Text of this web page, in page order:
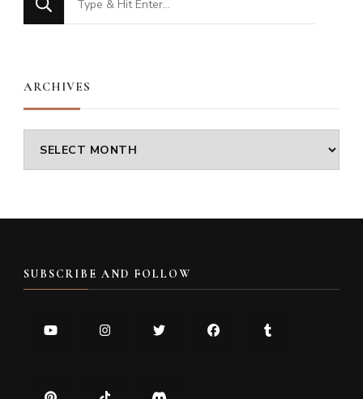
for
ARCHIVES
Archives
SUBSCRIBE AND FOLLOW